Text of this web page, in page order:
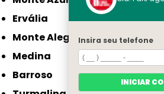
Ervália
Monte Alegre de Minas
Medina
Barroso
Insira seu telefone
INICIAR